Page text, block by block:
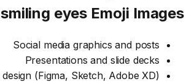
smiling eyes Emoji Images
Social media graphics and posts
Presentations and slide decks
(Figma, Sketch, Adobe XD)